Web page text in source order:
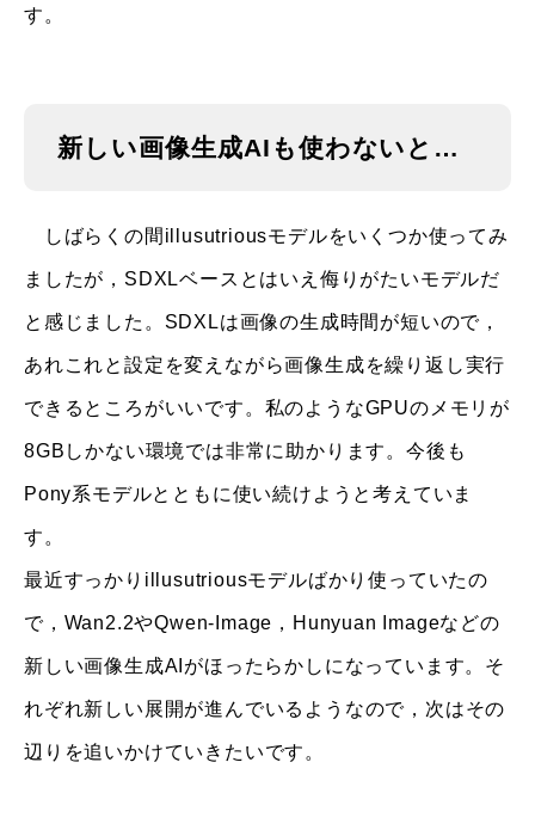
す。
新しい画像生成AIも使わないと…
しばらくの間illusutriousモデルをいくつか使ってみ
ましたが，SDXLベースとはいえ侮りがたいモデルだ
と感じました。SDXLは画像の生成時間が短いので，
あれこれと設定を変えながら画像生成を繰り返し実行
できるところがいいです。私のようなGPUのメモリが
8GBしかない環境では非常に助かります。今後も
Pony系モデルとともに使い続けようと考えていま
す。
最近すっかりillusutriousモデルばかり使っていたの
で，Wan2.2やQwen-Image，Hunyuan Imageなどの
新しい画像生成AIがほったらかしになっています。そ
れぞれ新しい展開が進んでいるようなので，次はその
辺りを追いかけていきたいです。